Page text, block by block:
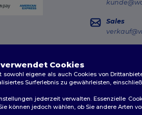
Sales
Cookies
sowohl eigene als auch Cookies von
Surferlebnis zu gewährleisten,
jederzeit verwalten. Essenzielle
können jedoch wählen, ob Sie andere Arten